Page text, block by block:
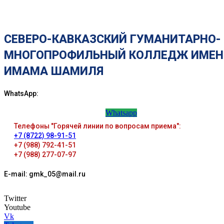
СЕВЕРО-КАВКАЗСКИЙ ГУМАНИТАРНО-
МНОГОПРОФИЛЬНЫЙ КОЛЛЕДЖ
ИМАМА ШАМИЛЯ
WhatsApp:
Whatsapp
Телефоны "Горячей линии по вопросам приема":
+7 (8722) 98-91-51
+7 (988) 792-41-51
+7 (988) 277-07-97
E-mail: gmk_05@mail.ru
Twitter
Youtube
Vk